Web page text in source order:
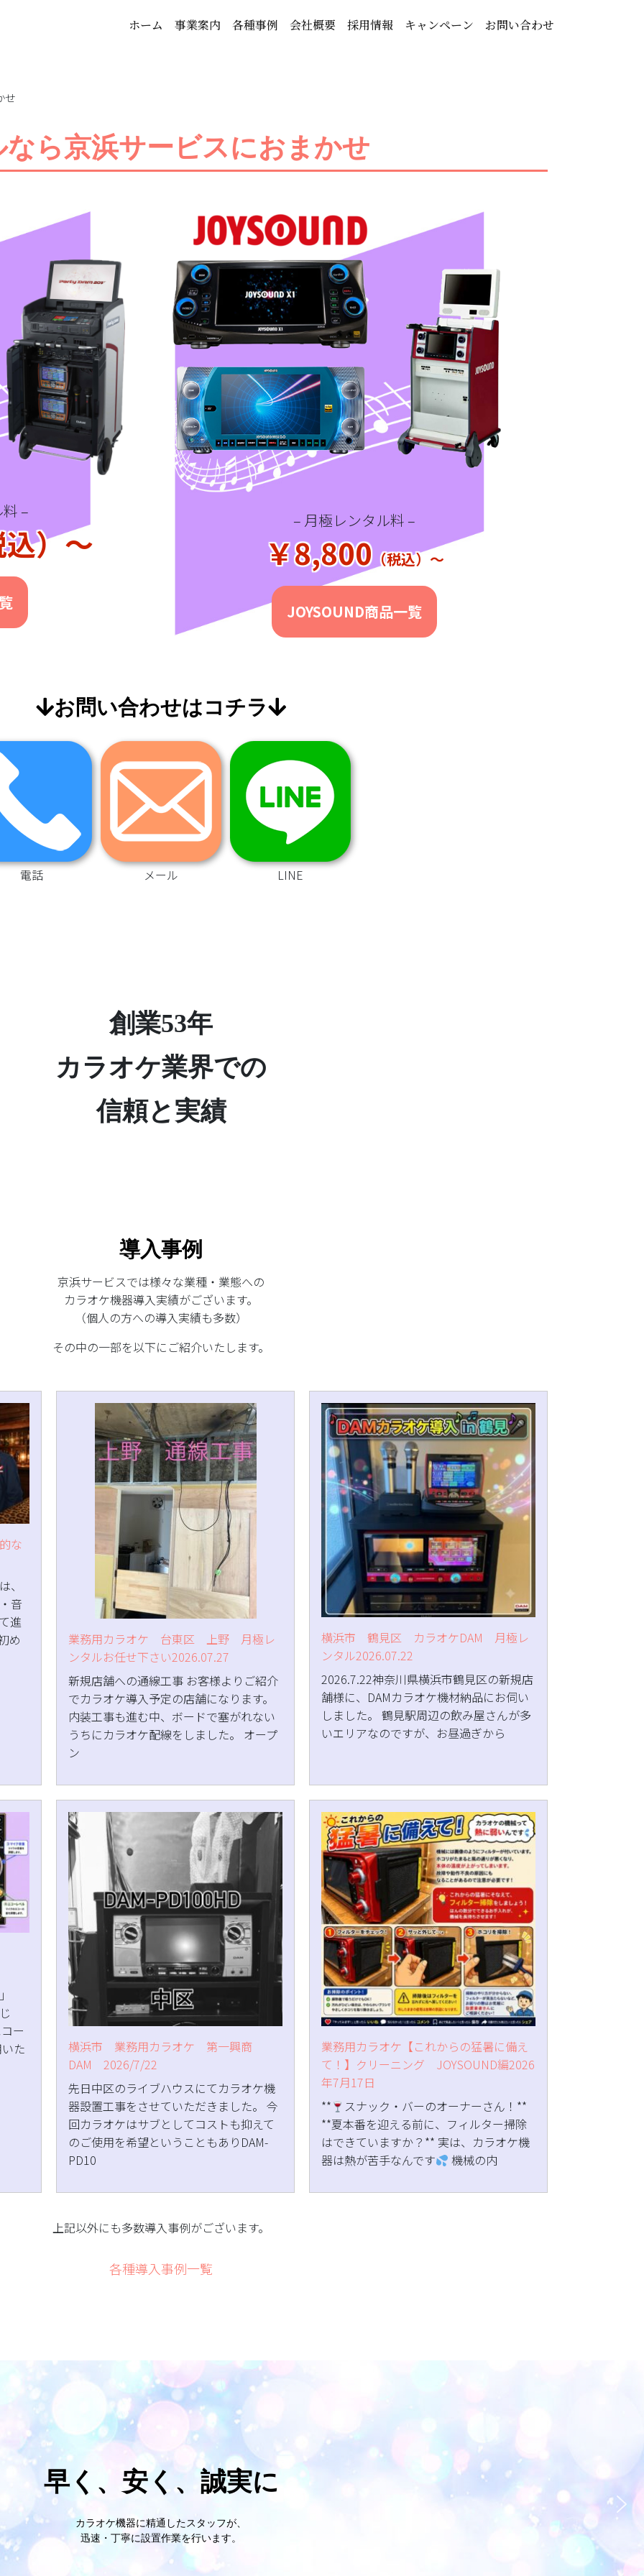
ホーム 事業案内 各種事例 会社概要 採用情報 キャンペーン お問い合わせ
せ
ら京浜サービスにおまかせ
–
）～
– 月極レンタル料 –
￥8,800（税込）～
JOYSOUND商品一覧
お問い合わせはコチラ
電話 メール LINE
創業53年
カラオケ業界での
信頼と実績
導入事例
京浜サービスでは様々な業種・業態への
カラオケ機器導入実績がございます。
（個人の方への導入実績も多数）
その中の一部を以下にご紹介いたします。
な
、
音
進
め
業務用カラオケ 台東区 上野 月極レ
ンタルお任せ下さい2026.07.27
新規店舗への通線工事 お客様よりご紹介
でカラオケ導入予定の店舗になります。
内装工事も進む中、ボードで塞がれない
うちにカラオケ配線をしました。 オープ
ン
横浜市 鶴見区 カラオケDAM 月極レ
ンタル2026.07.22
2026.7.22神奈川県横浜市鶴見区の新規店
舗様に、DAMカラオケ機材納品にお伺い
しました。 鶴見駅周辺の飲み屋さんが多
いエリアなのですが、お昼過ぎから
ー
た
横浜市 業務用カラオケ 第一興商
DAM 2026/7/22
先日中区のライブハウスにてカラオケ機
器設置工事をさせていただきました。 今
回カラオケはサブとしてコストも抑えて
のご使用を希望ということもありDAM-
PD10
業務用カラオケ【これからの猛暑に備え
て！】クリーニング JOYSOUND編2026
年7月17日
**
スナック・バーのオーナーさん！**
**夏本番を迎える前に、フィルター掃除
はできていますか？** 実は、カラオケ機
器は熱が苦手なんです
機械の内
上記以外にも多数導入事例がございます。
各種導入事例一覧
早く、 安く、 誠実に
カラオケ機器に精通したスタッフが、
迅速・丁寧に設置作業を行います。